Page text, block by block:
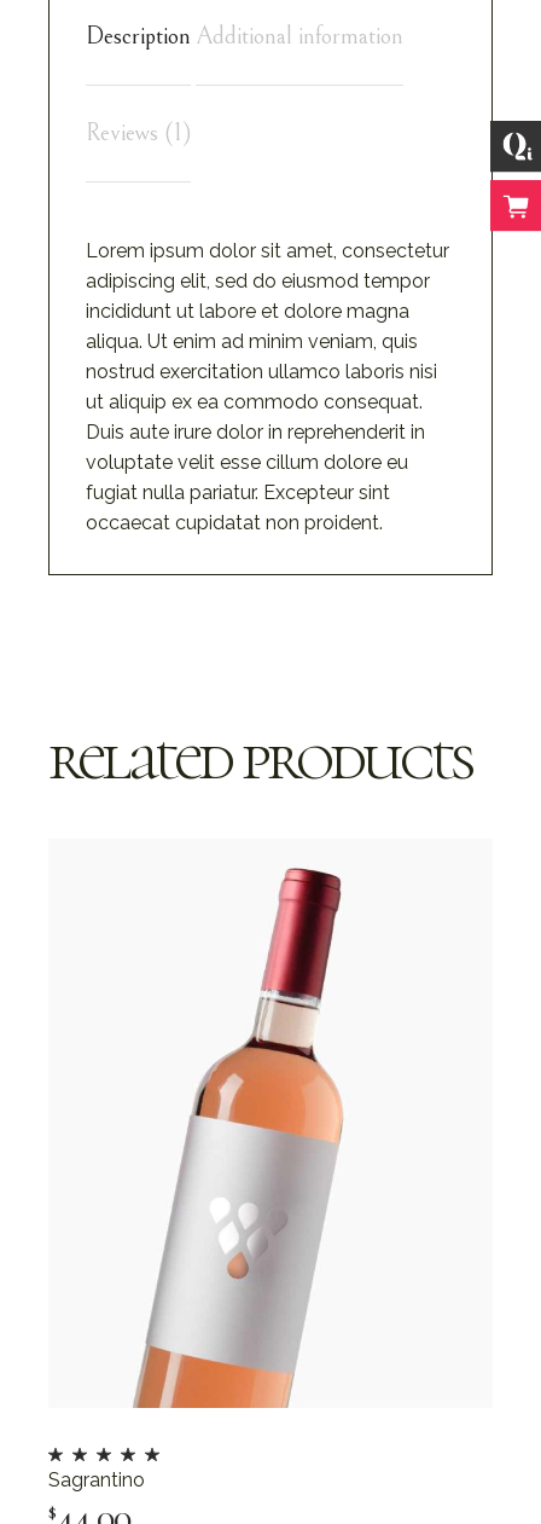
Description Additional information
Reviews (1)
Lorem ipsum dolor sit amet, consectetur
adipiscing elit, sed do eiusmod tempor
incididunt ut labore et dolore magna
aliqua. Ut enim ad minim veniam, quis
nostrud exercitation ullamco laboris nisi
ut aliquip ex ea commodo consequat.
Duis aute irure dolor in reprehenderit in
voluptate velit esse cillum dolore eu
fugiat nulla pariatur. Excepteur sint
occaecat cupidatat non proident.
related products
$
Sagrantino